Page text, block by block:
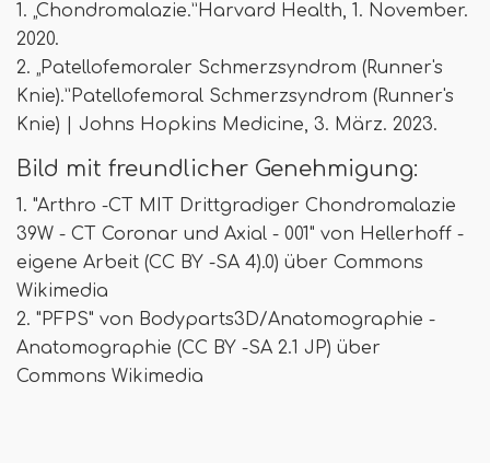
1. „Chondromalazie.”Harvard Health, 1. November.
2020.
2. „Patellofemoraler Schmerzsyndrom (Runner's
Knie).”Patellofemoral Schmerzsyndrom (Runner's
Knie) | Johns Hopkins Medicine, 3. März. 2023.
Bild mit freundlicher Genehmigung:
1. "Arthro -CT MIT Drittgradiger Chondromalazie
39W - CT Coronar und Axial - 001" von Hellerhoff -
eigene Arbeit (CC BY -SA 4).0) über Commons
Wikimedia
2. "PFPS" von Bodyparts3D/Anatomographie -
Anatomographie (CC BY -SA 2.1 JP) über
Commons Wikimedia